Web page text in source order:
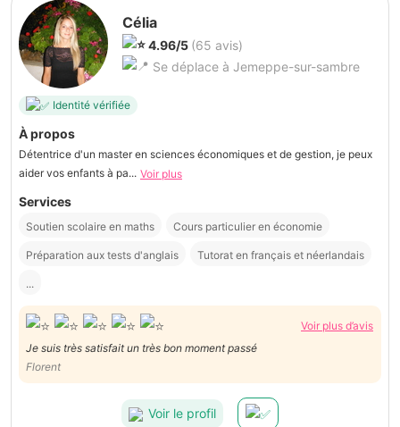
Célia
4.96/5 (65 avis)
Se déplace à Jemeppe-sur-sambre
Identité vérifiée
À propos
Détentrice d'un master en sciences économiques et de gestion, je peux
aider vos enfants à pa... Voir plus
Services
Soutien scolaire en maths Cours particulier en économie
Préparation aux tests d'anglais Tutorat en français et néerlandais
...
Voir plus d’avis
Je suis très satisfait un très bon moment passé
Florent
Voir le profil